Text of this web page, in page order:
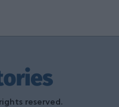
reserved.